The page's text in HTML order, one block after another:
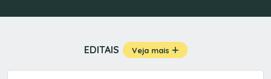
EDITAIS Veja mais